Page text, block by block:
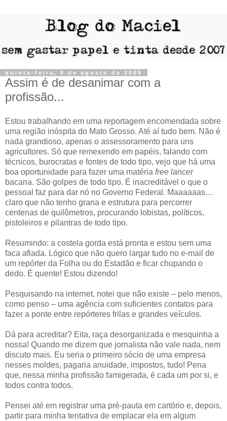
quinta-feira, 6 de agosto de 2009
Assim é de desanimar com a
profissão...
Estou trabalhando em uma reportagem encomendada sobre
uma região inóspita do Mato Grosso. Até aí tudo bem. Não é
nada grandioso, apenas o assessoramento para uns
agricultores. Só que remexendo em papéis, falando com
técnicos, burocratas e fontes de todo tipo, vejo que há uma
boa oportunidade para fazer uma matéria free lancer
bacana. São golpes de todo tipo. É inacreditável o que o
pessoal faz para dar nó no Governo Federal. Maaaaaas…
claro que não tenho grana e estrutura para percorrer
centenas de quilômetros, procurando lobistas, políticos,
pistoleiros e pilantras de todo tipo.
Resumindo: a costela gorda está pronta e estou sem uma
faca afiada. Lógico que não quero largar tudo no e-mail de
um repórter da Folha ou do Estadão e ficar chupando o
dedo. É quente! Estou dizendo!
Pesquisando na internet, notei que não existe – pelo menos,
como penso – uma agência com suficientes contatos para
fazer a ponte entre repórteres frilas e grandes veículos.
Dá para acreditar? Eita, raça desorganizada e mesquinha a
nossa! Quando me dizem que jornalista não vale nada, nem
discuto mais. Eu seria o primeiro sócio de uma empresa
nesses moldes, pagaria anuidade, impostos, tudo! Pena
que, nessa minha profissão famigerada, é cada um por si, e
todos contra todos.
Pensei até em registrar uma pré-pauta em cartório e, depois,
partir para minha tentativa de emplacar ela em algum